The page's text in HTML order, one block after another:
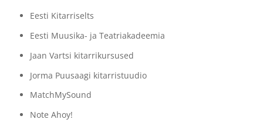
Eesti Kitarriselts
Eesti Muusika- ja Teatriakadeemia
Jaan Vartsi kitarrikursused
Jorma Puusaagi kitarristuudio
MatchMySound
Note Ahoy!